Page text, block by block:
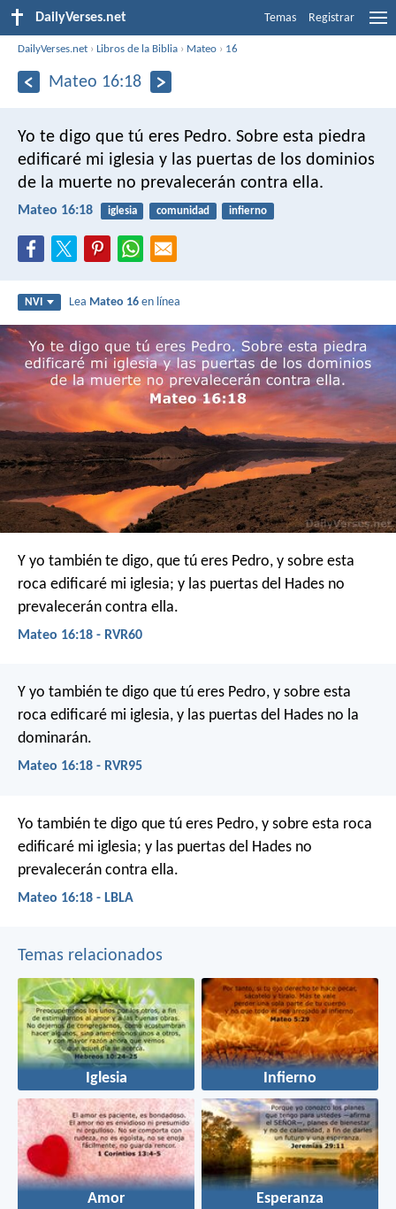
DailyVerses.net Temas Registrar
DailyVerses.net ›Libros de la Biblia › Mateo › 16
Mateo 16:18
Yo te digo que tú eres Pedro. Sobre esta piedra
edificaré mi iglesia y las puertas de los dominios
de la muerte no prevalecerán contra ella.
Mateo 16:18 iglesia comunidad infierno
NVI Lea Mateo 16 en línea
Y yo también te digo, que tú eres Pedro, y sobre esta
roca edificaré mi iglesia; y las puertas del Hades no
prevalecerán contra ella.
Mateo 16:18 - RVR60
Y yo también te digo que tú eres Pedro, y sobre esta
roca edificaré mi iglesia, y las puertas del Hades no la
dominarán.
Mateo 16:18 - RVR95
Yo también te digo que tú eres Pedro, y sobre esta roca
edificaré mi iglesia; y las puertas del Hades no
prevalecerán contra ella.
Mateo 16:18 - LBLA
Temas relacionados
Iglesia Infierno
Amor Esperanza